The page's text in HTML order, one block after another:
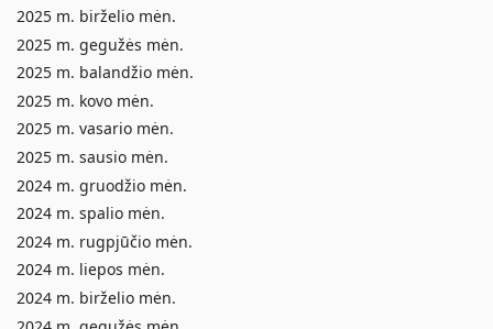
2025 m. birželio mėn.
2025 m. gegužės mėn.
2025 m. balandžio mėn.
2025 m. kovo mėn.
2025 m. vasario mėn.
2025 m. sausio mėn.
2024 m. gruodžio mėn.
2024 m. spalio mėn.
2024 m. rugpjūčio mėn.
2024 m. liepos mėn.
2024 m. birželio mėn.